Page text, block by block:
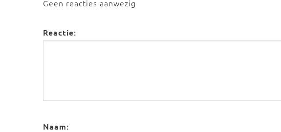
Geen reacties aanwezig
Reactie:
Naam: